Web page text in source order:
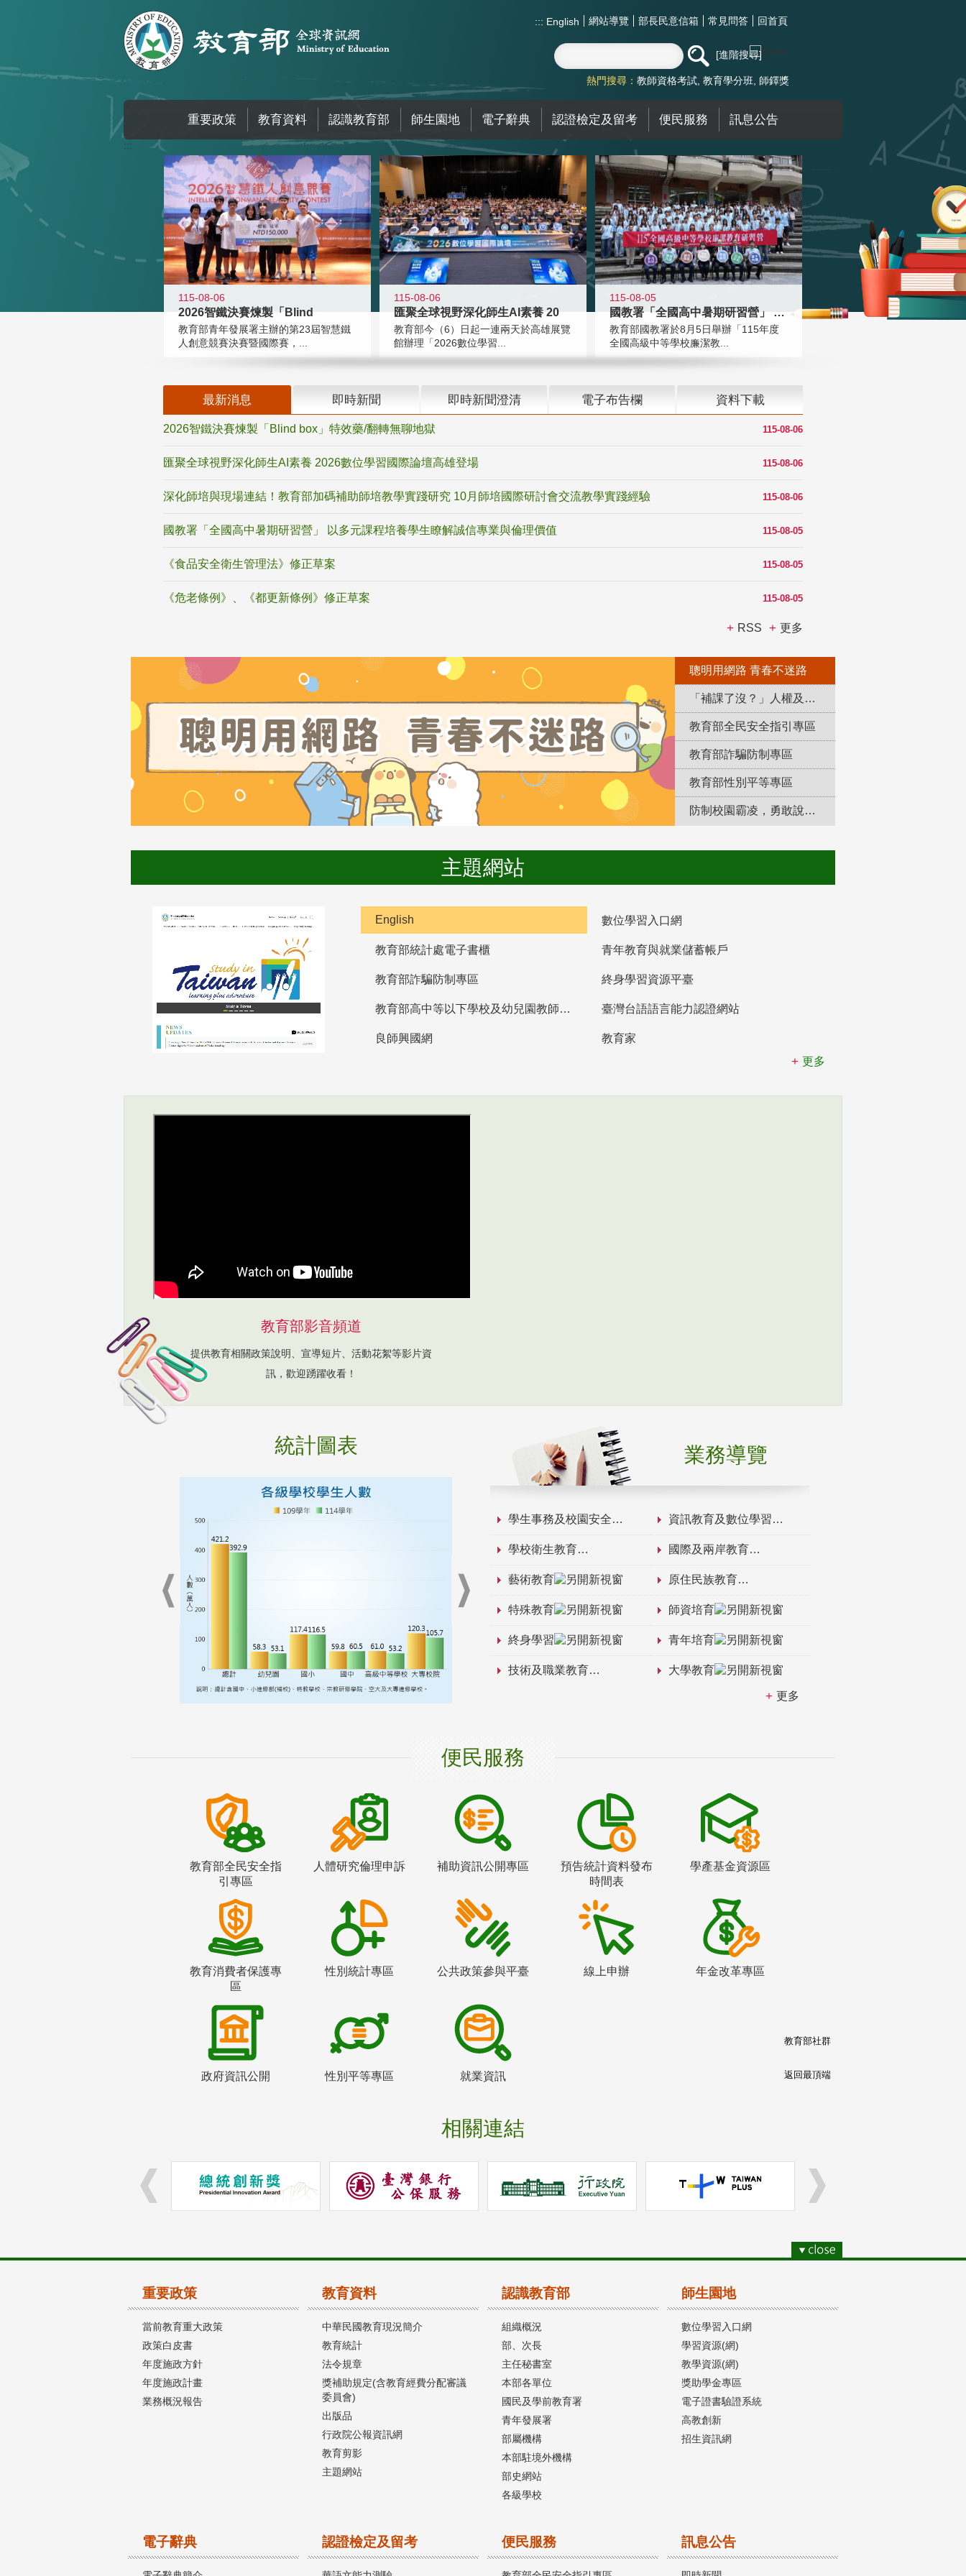
::: English 網站導覽 部長民意信箱 常見問答 回首頁
進階搜尋
熱門搜尋： 教師資格考試 教育學分班 師鐸獎
重要政策 教育資料 認識教育部 師生園地 電子辭典 認證檢定及留考 便民服務 訊息公告
:::
115-08-06
2026智鐵決賽煉製「Blind
教育部青年發展署主辦的第23屆智慧鐵
人創意競賽決賽暨國際賽，...
115-08-06
匯聚全球視野深化師生AI素養 20
教育部今（6）日起一連兩天於高雄展覽
館辦理「2026數位學習...
115-08-05
國教署「全國高中暑期研習營」 以多
教育部國教署於8月5日舉辦「115年度
全國高級中等學校廉潔教...
最新消息 即時新聞 即時新聞澄清 電子布告欄 資料下載
115-08-06
2026智鐵決賽煉製「Blind box」特效藥/翻轉無聊地獄
115-08-06
匯聚全球視野深化師生AI素養 2026數位學習國際論壇高雄登場
115-08-06
深化師培與現場連結！教育部加碼補助師培教學實踐研究 10月師培國際研討會交流教學實踐經驗
115-08-05
國教署「全國高中暑期研習營」 以多元課程培養學生瞭解誠信專業與倫理價值
115-08-05
《食品安全衛生管理法》修正草案
115-08-05
《危老條例》、《都更新條例》修正草案
RSS 更多
聰明用網路 青春不迷路
「補課了沒？」人權及轉型正義教育專區
教育部全民安全指引專區
教育部詐騙防制專區
教育部性別平等專區
防制校園霸凌，勇敢說出來！
主題網站
English 數位學習入口網
教育部統計處電子書櫃 青年教育與就業儲蓄帳戶
教育部詐騙防制專區 終身學習資源平臺
教育部高中等以下學校及幼兒園教師資格檢定考試 臺灣台語語言能力認證網站
良師興國網
教育家
更多
教育部影音頻道
提供教育相關政策說明、宣導短片、活動花絮等影片資
訊，歡迎踴躍收看！
統計圖表 業務導覽
學生事務及校園安全 資訊教育及數位學習
學校衛生教育 國際及兩岸教育
藝術教育 原住民族教育
特殊教育 師資培育
終身學習 青年培育
技術及職業教育 大學教育
更多
便民服務
教育部全民安全指
引專區
人體研究倫理申訴 補助資訊公開專區
預告統計資料發布
時間表
學產基金資源區
教育消費者保護專
區
性別統計專區 公共政策參與平臺 線上申辦 年金改革專區
政府資訊公開 性別平等專區 就業資訊
相關連結
教育部社群
返回最頂端
重要政策
當前教育重大政策
政策白皮書
年度施政方針
年度施政計畫
業務概況報告
教育資料
中華民國教育現況簡介
教育統計
法令規章
獎補助規定(含教育經費分配審議
委員會)
出版品
行政院公報資訊網
教育剪影
主題網站
認識教育部
組織概況
部、次長
主任秘書室
本部各單位
國民及學前教育署
青年發展署
部屬機構
本部駐境外機構
部史網站
各級學校
師生園地
數位學習入口網
學習資源(網)
教學資源(網)
獎助學金專區
電子證書驗證系統
高教創新
招生資訊網
電子辭典 認證檢定及留考 便民服務 訊息公告